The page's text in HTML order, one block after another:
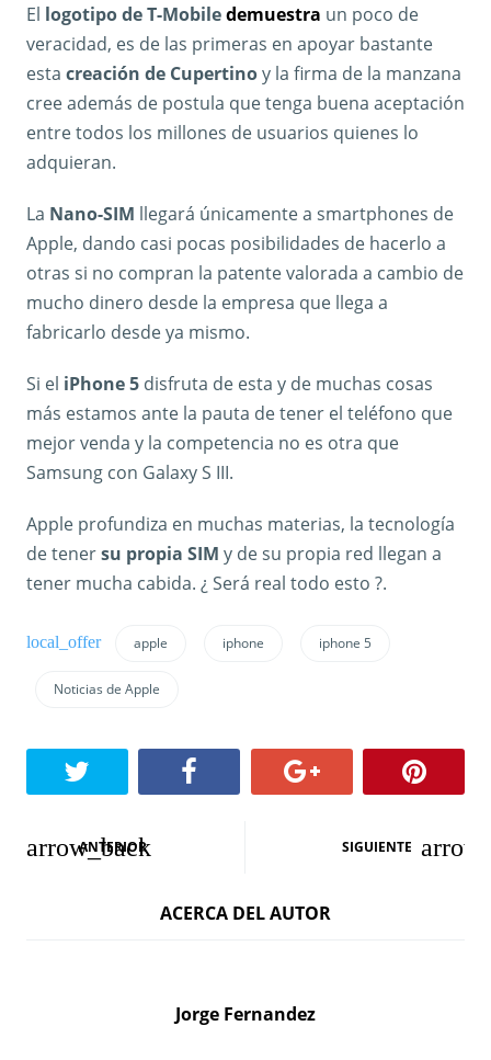
El logotipo de T-Mobiledemuestra un poco de
veracidad, es de las primeras en apoyar bastante
esta creación de Cupertinoy la firma de la manzana
cree además de postula que tenga buena aceptación
entre todos los millones de usuarios quienes lo
adquieran.
La Nano-SIM llegará únicamente a smartphones de
Apple, dando casi pocas posibilidades de hacerlo a
otras si no compran la patente valorada a cambio de
mucho dinero desde la empresa que llega a
fabricarlo desde ya mismo.
Si el iPhone 5 disfruta de esta y de muchas cosas
más estamos ante la pauta de tener el teléfono que
mejor venda y la competencia no es otra que
Samsung con Galaxy S III.
Apple profundiza en muchas materias, la tecnología
de tenersu propia SIM y de su propia red llegan a
tener mucha cabida. ¿ Será real todo esto ?.
apple iphone iphone 5
Noticias de Apple
N
ANTERIOR SIGUIENTE
ACERCA DEL AUTOR
Jorge Fernandez